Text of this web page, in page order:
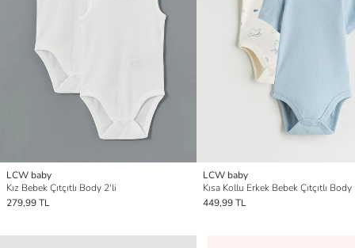
LCW baby
Kız Bebek Çıtçıtlı Body 2'li
279,99 TL
LCW baby
Kısa Kollu Erkek Bebek Çıtçıtlı
449,99 TL